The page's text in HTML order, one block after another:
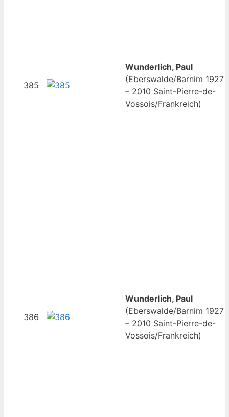
385
Wunderlich, Paul
(Eberswalde/Barnim 1927
– 2010 Saint-Pierre-de-
Vossois/Frankreich)
386
Wunderlich, Paul
(Eberswalde/Barnim 1927
– 2010 Saint-Pierre-de-
Vossois/Frankreich)